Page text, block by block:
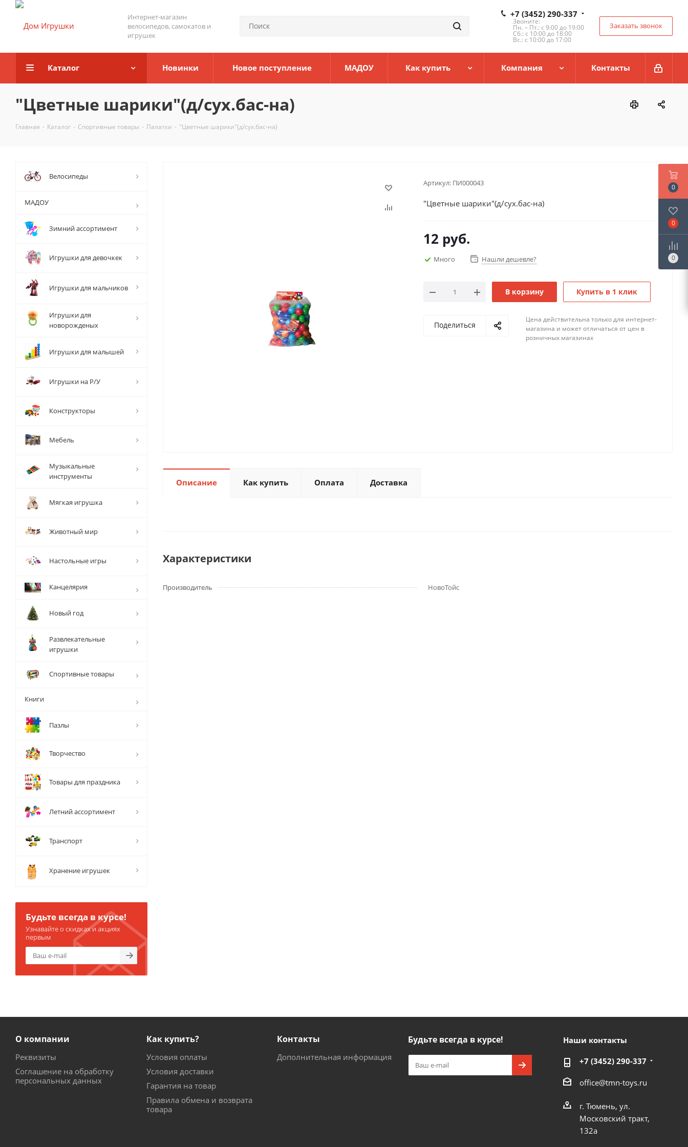
Интернет-магазин
велосипедов, самокатов и
игрушек
+7 (3452) 290-337
Звоните:
Пн. – Пт.: с 9:00 до 19:00
Сб.: с 10:00 до 18:00
Вс.: с 10:00 до 17:00
Заказать звонок
Каталог Новинки Новое поступление МАДОУ Как купить Компания Контакты
"Цветные шарики"(д/сух.бас-на)
Главная - Каталог - Спортивные товары - Палатки - "Цветные шарики"(д/сух.бас-на)
Артикул: ПИ000043
"Цветные шарики"(д/сух.бас-на)
12 руб.
Много Нашли дешевле?
В корзину Купить в 1 клик
Поделиться
Цена действительна только для интернет-
магазина и может отличаться от цен в
розничных магазинах
Описание Как купить Оплата Доставка
Характеристики
Производитель НовоТойс
Велосипеды
МАДОУ
Зимний ассортимент
Игрушки для девочкек
Игрушки для мальчиков
Игрушки для
новорожденых
Игрушки для малышей
Игрушки на Р/У
Конструкторы
Мебель
Музыкальные
инструменты
Мягкая игрушка
Животный мир
Настольные игры
Канцелярия
Новый год
Развлекательные
игрушки
Спортивные товары
Книги
Пазлы
Творчество
Товары для праздника
Летний ассортимент
Транспорт
Хранение игрушек
Будьте всегда в курсе!
Узнавайте о скидках и акциях
первым
О компании
Реквизиты
Соглашение на обработку
персональных данных
Как купить?
Условия оплаты
Условия доставки
Гарантия на товар
Правила обмена и возврата
товара
Контакты
Дополнительная информация
Будьте всегда в курсе! Наши контакты
+7 (3452) 290-337
office@tmn-toys.ru
г. Тюмень, ул.
Московский тракт,
132а
0
0
0